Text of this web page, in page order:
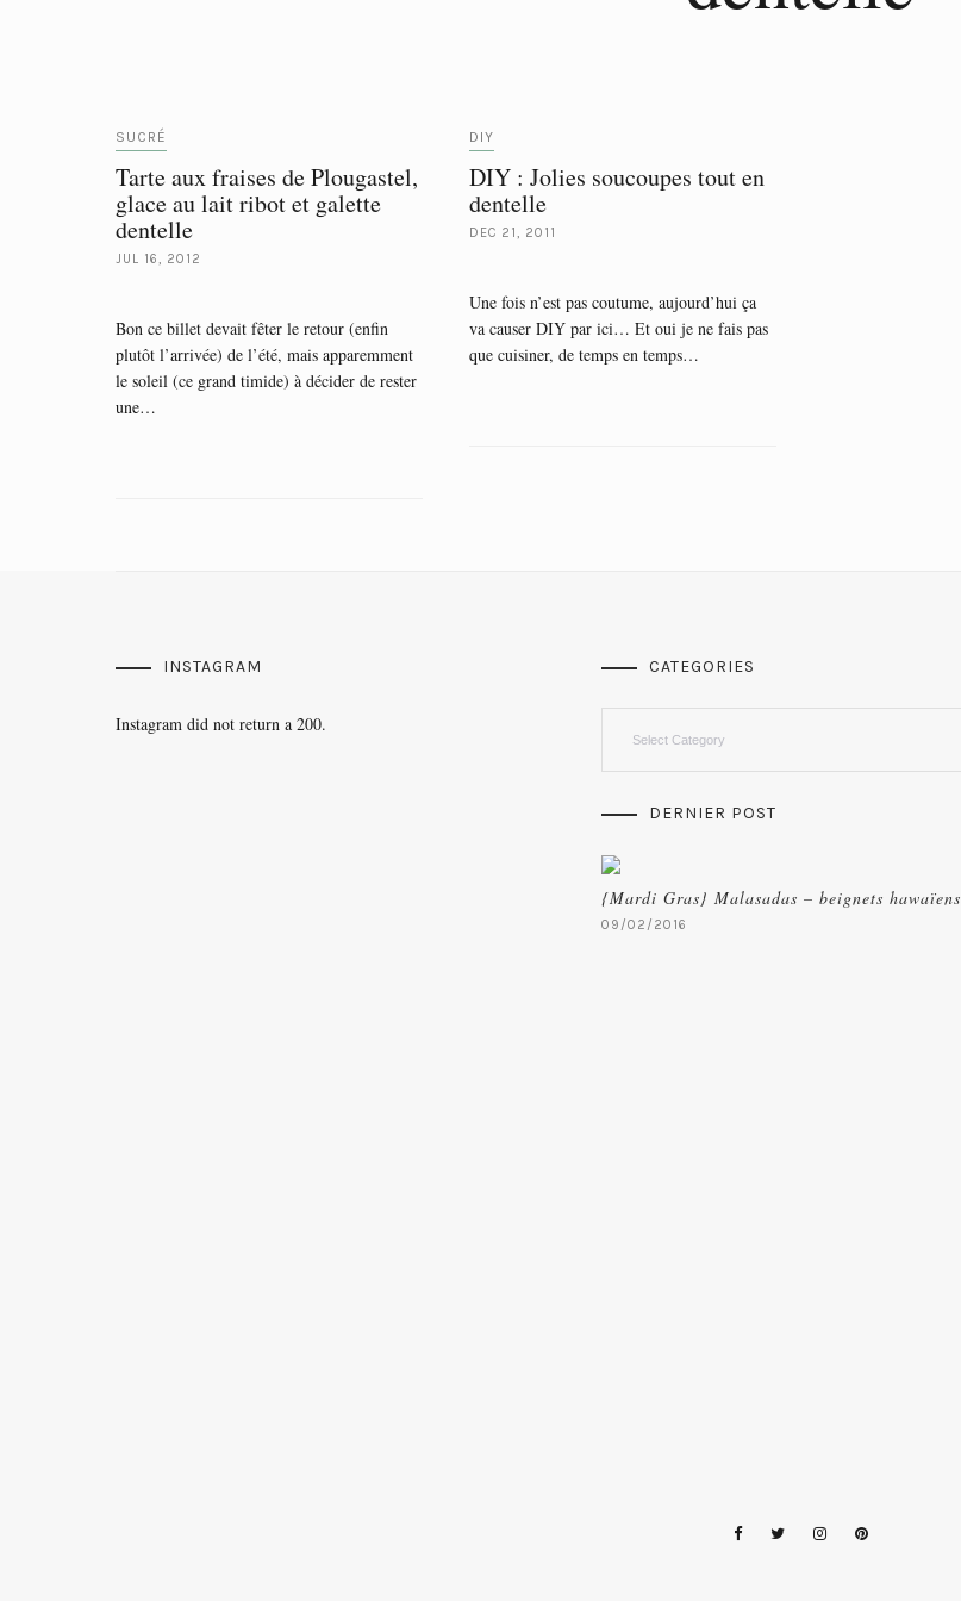
SUCRÉ
Tarte aux fraises de Plougastel,
glace au lait ribot et galette
dentelle
JUL 16, 2012
Bon ce billet devait fêter le retour (enfin
plutôt l’arrivée) de l’été, mais apparemment
le soleil (ce grand timide) à décider de rester
une…
DIY
DIY : Jolies soucoupes tout en
dentelle
DEC 21, 2011
Une fois n’est pas coutume, aujourd’hui ça
va causer DIY par ici… Et oui je ne fais pas
que cuisiner, de temps en temps…
INSTAGRAM
Instagram did not return a 200.
CATEGORIES
DERNIER POST
{Mardi Gras} Malasadas – beignets hawaïens
09/02/2016